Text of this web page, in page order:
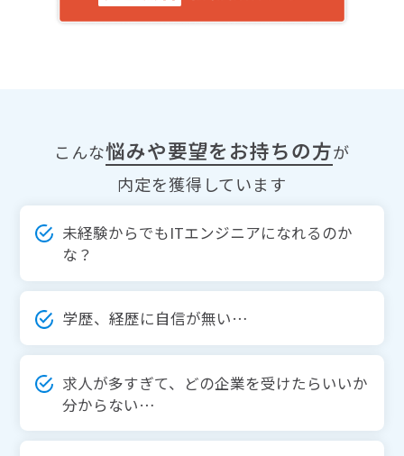
こんな悩みや要望をお持ちの方が
内定を獲得しています
未経験からでもITエンジニアになれるのか
な？
学歴、経歴に自信が無い…
求人が多すぎて、どの企業を受けたらいいか
分からない…